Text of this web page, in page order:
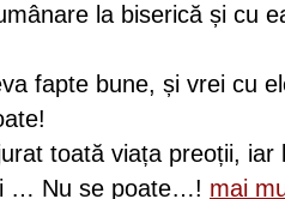
la biserică și cu
fapte bune, și vrei cu
toată viața preoții, iar
… Nu se poate…! mai